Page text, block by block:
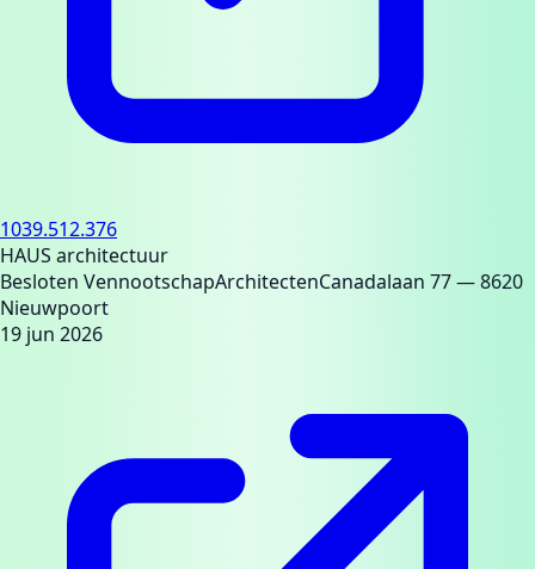
1039.512.376
HAUS architectuur
Besloten VennootschapArchitectenCanadalaan 77— 8620
Nieuwpoort
19 jun 2026